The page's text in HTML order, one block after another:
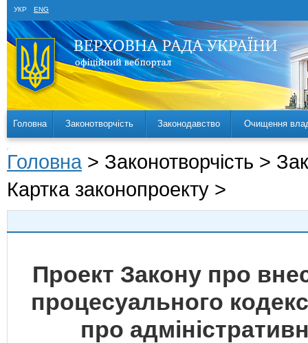
УКР ENG
Головна Законотворчість Законодавство Очищення
Головна > Законотворчість >
Картка законопроекту >
Проект Закону про
процесуального
про